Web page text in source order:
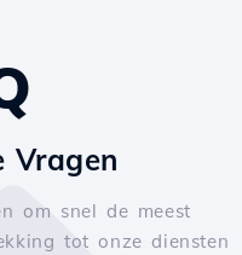
Vragen
om snel de meest
tot onze diensten